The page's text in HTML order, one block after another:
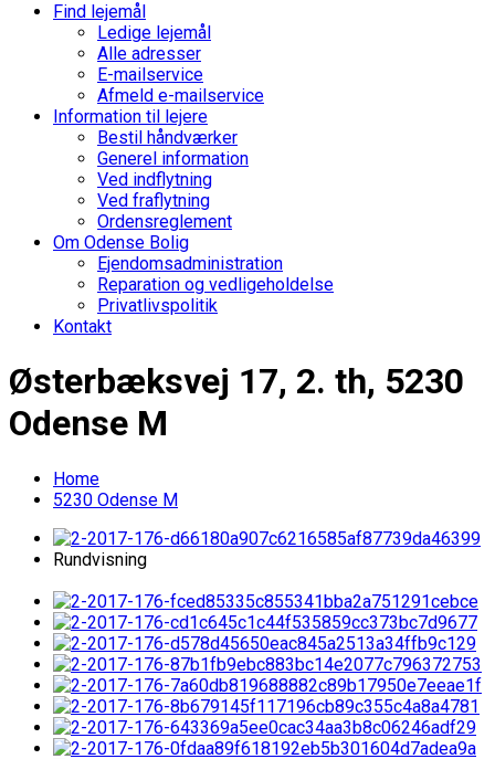
Find lejemål
Ledige lejemål
Alle adresser
E-mailservice
Afmeld e-mailservice
Information til lejere
Bestil håndværker
Generel information
Ved indflytning
Ved fraflytning
Ordensreglement
Om Odense Bolig
Ejendomsadministration
Reparation og vedligeholdelse
Privatlivspolitik
Kontakt
Østerbæksvej 17, 2. th, 5230
Odense M
Home
5230 Odense M
Rundvisning